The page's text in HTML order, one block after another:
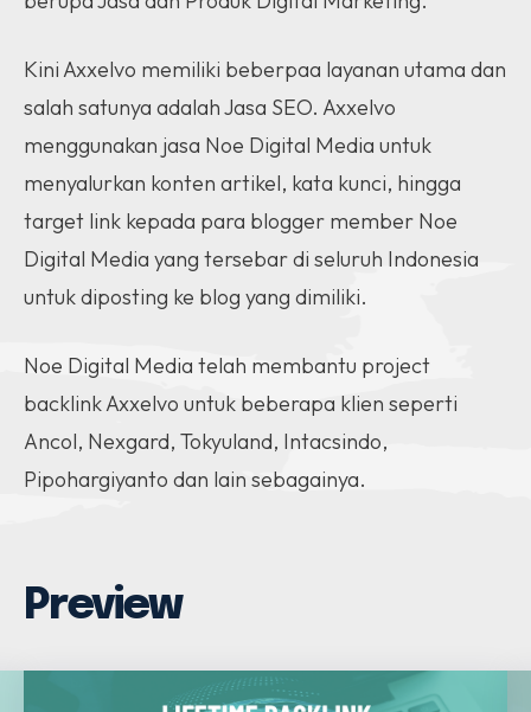
Kini Axxelvo memiliki beberpaa layanan utama dan
salah satunya adalah Jasa SEO. Axxelvo
menggunakan jasa Noe Digital Media untuk
menyalurkan konten artikel, kata kunci, hingga
target link kepada para blogger member Noe
Digital Media yang tersebar di seluruh Indonesia
untuk diposting ke blog yang dimiliki.
Noe Digital Media telah membantu project
backlink Axxelvo untuk beberapa klien seperti
Ancol, Nexgard, Tokyuland, Intacsindo,
Pipohargiyanto dan lain sebagainya.
Preview